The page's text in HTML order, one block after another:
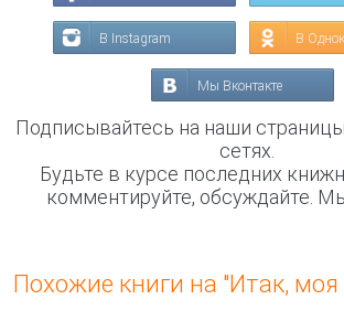
В Instagram В
Мы Вконтакте
Подписывайтесь на наши
сетях.
Будьте в курсе последних
комментируйте, обсуждайте.
Похожие книги на "Итак, моя